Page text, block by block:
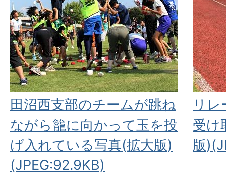
田沼西支部のチームが跳ね
ながら籠に向かって玉を投
げ入れている写真(拡大版)
(JPEG:92.9KB)
リ
受け
版